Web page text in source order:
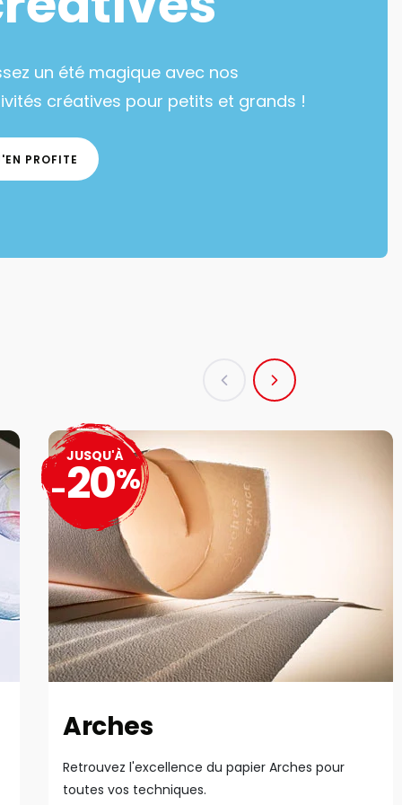
un été magique avec nos
créatives pour petits et grands !
PROFITE
Arches
Retrouvez l'excellence du papier Arches pour
toutes vos techniques.
JUSQU'À
-20%